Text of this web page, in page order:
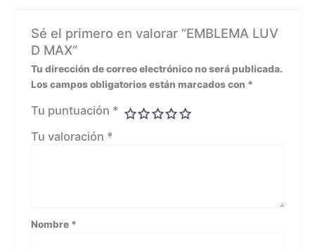
Sé el primero en valorar “EMBLEMA LUV
D MAX”
Tu dirección de correo electrónico no será publicada.
Los campos obligatorios están marcados con *
Tu puntuación *
Tu valoración *
Nombre *